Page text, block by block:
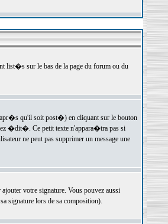
list�s sur le bas de la page du forum ou du
qu'il soit post�) en cliquant sur le bouton
�dit�. Ce petit texte n'appara�tra pas si
ne peut pas supprimer un message une
votre signature. Vous pouvez aussi
signature lors de sa composition).